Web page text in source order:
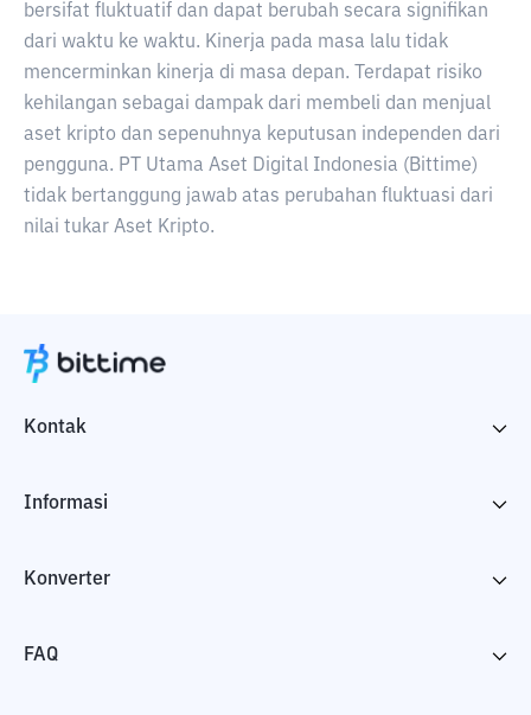
bersifat fluktuatif dan dapat berubah secara signifikan
dari waktu ke waktu. Kinerja pada masa lalu tidak
mencerminkan kinerja di masa depan. Terdapat risiko
kehilangan sebagai dampak dari membeli dan menjual
aset kripto dan sepenuhnya keputusan independen dari
pengguna. PT Utama Aset Digital Indonesia (Bittime)
tidak bertanggung jawab atas perubahan fluktuasi dari
nilai tukar Aset Kripto.
Kontak
Informasi
Konverter
FAQ